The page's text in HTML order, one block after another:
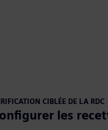
CIBLÉE DE LA RDC
les